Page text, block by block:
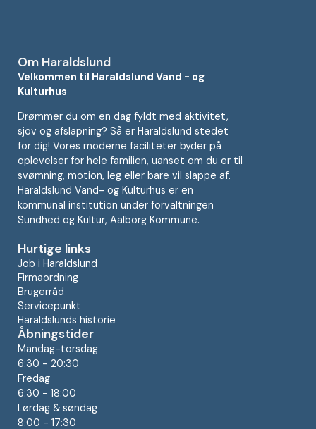
Om Haraldslund
Velkommen til Haraldslund Vand - og
Kulturhus
Drømmer du om en dag fyldt med aktivitet,
sjov og afslapning? Så er Haraldslund stedet
for dig! Vores moderne faciliteter byder på
oplevelser for hele familien, uanset om du er til
svømning, motion, leg eller bare vil slappe af.
Haraldslund Vand- og Kulturhus er en
kommunal institution under forvaltningen
Sundhed og Kultur, Aalborg Kommune.
Hurtige links
Job i Haraldslund
Firmaordning
Brugerråd
Servicepunkt
Haraldslunds historie
Åbningstider
Mandag-torsdag
6:30 - 20:30
Fredag
6:30 - 18:00
Lørdag & søndag
8:00 - 17:30